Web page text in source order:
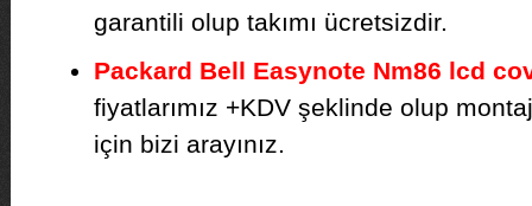
garantili olup takımı ücretsizdir.
Packard Bell Easynote Nm86 lcd
fiyatlarımız +KDV şeklinde olup
için bizi arayınız.